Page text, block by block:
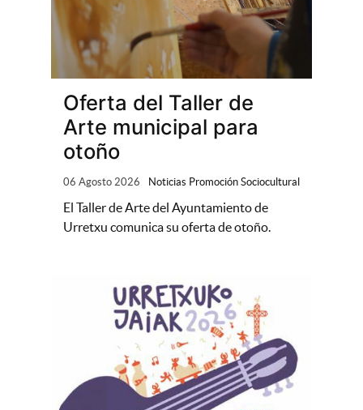
Oferta del Taller de
Arte municipal para
otoño
06 Agosto 2026 Noticias Promoción Sociocultural
El Taller de Arte del Ayuntamiento de
Urretxu comunica su oferta de otoño.